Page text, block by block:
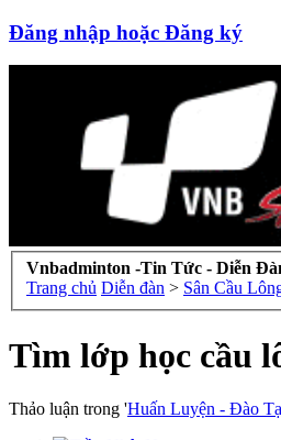
Đăng nhập hoặc Đăng ký
Vnbadminton -Tin Tức - Diễn
Trang chủ Diễn đàn > Sân Cầu
Tìm lớp học cầu
Thảo luận trong 'Huấn Luyện - Đào